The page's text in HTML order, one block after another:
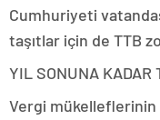
Cumhuriyeti
taşıtlar için de TTB
YIL SONUNA KADAR
Vergi mükelleflerinin